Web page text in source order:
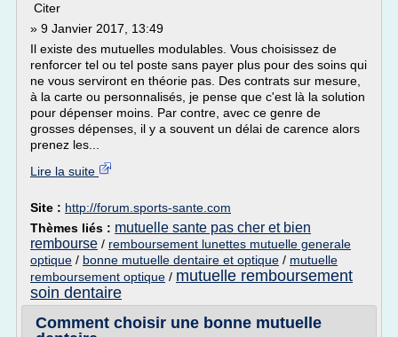
Citer
» 9 Janvier 2017, 13:49
Il existe des mutuelles modulables. Vous choisissez de
renforcer tel ou tel poste sans payer plus pour des soins qui
ne vous serviront en théorie pas. Des contrats sur mesure,
à la carte ou personnalisés, je pense que c'est là la solution
pour dépenser moins. Par contre, avec ce genre de
grosses dépenses, il y a souvent un délai de carence alors
prenez les...
Lire la suite
Site : http://forum.sports-sante.com
Thèmes liés : mutuelle sante pas cher et bien
rembourse / remboursement lunettes mutuelle generale
optique / bonne mutuelle dentaire et optique / mutuelle
remboursement optique / mutuelle remboursement
soin dentaire
Comment choisir une bonne mutuelle